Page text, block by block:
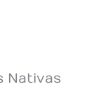
Nativas